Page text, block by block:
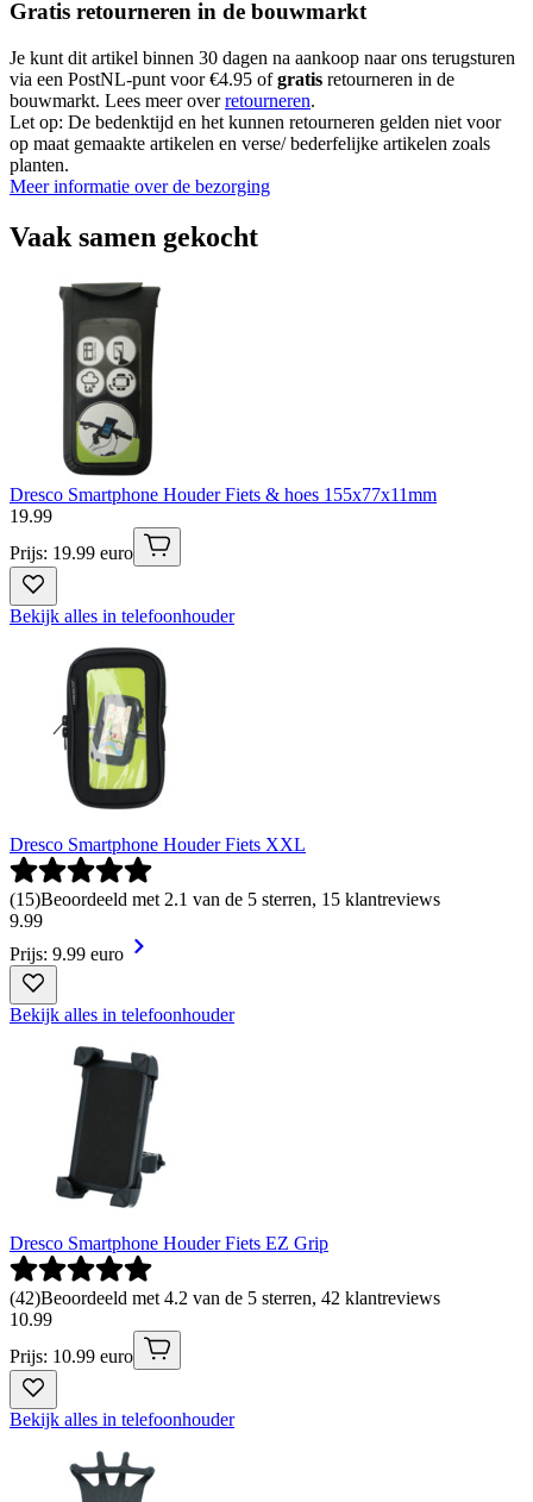
Gratis retourneren in de bouwmarkt
Je kunt dit artikel binnen 30 dagen na aankoop naar ons terugsturen
via een PostNL-punt voor €4.95 ofgratis retourneren in de
bouwmarkt. Lees meer overretourneren.
Let op: De bedenktijd en het kunnen retourneren gelden niet voor
op maat gemaakte artikelen en verse/ bederfelijke artikelen zoals
planten.
Meer informatie over de bezorging
Vaak samen gekocht
Dresco Smartphone Houder Fiets & hoes 155x77x11mm
19.99
Prijs: 19.99 euro
Bekijk alles in telefoonhouder
Dresco Smartphone Houder Fiets XXL
(15)Beoordeeld met 2.1 van de 5 sterren, 15 klantreviews
9.99
Prijs: 9.99 euro
Bekijk alles in telefoonhouder
Dresco Smartphone Houder Fiets EZ Grip
(42)Beoordeeld met 4.2 van de 5 sterren, 42 klantreviews
10.99
Prijs: 10.99 euro
Bekijk alles in telefoonhouder